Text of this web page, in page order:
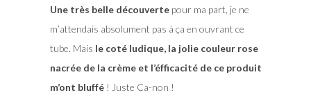
Une très belle découvertepour ma part, je ne
m’attendais absolument pas à ça en ouvrant ce
tube. Mais le coté ludique, la jolie couleur rose
nacrée de la crème et l’éfficacité de ce produit
m’ont bluffé! Juste Ca-non !